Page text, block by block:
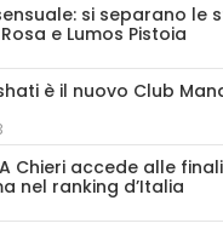
si separano le
e Lumos Pistoia
è il nuovo Club
Chieri accede alle
nel ranking d’Italia